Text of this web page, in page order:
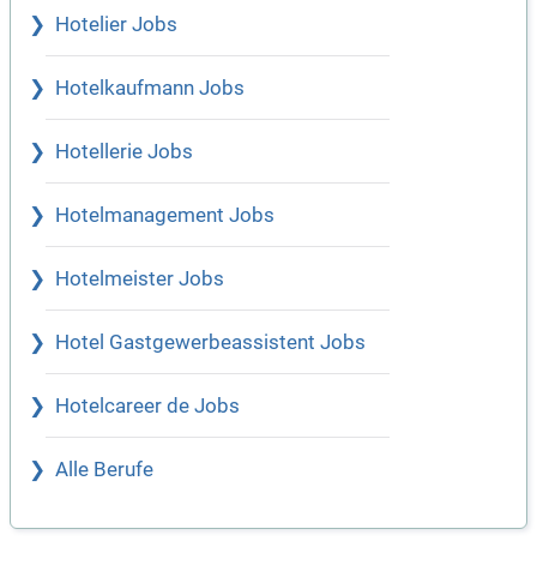
Hotelier Jobs
Hotelkaufmann Jobs
Hotellerie Jobs
Hotelmanagement Jobs
Hotelmeister Jobs
Hotel Gastgewerbeassistent Jobs
Hotelcareer de Jobs
Alle Berufe